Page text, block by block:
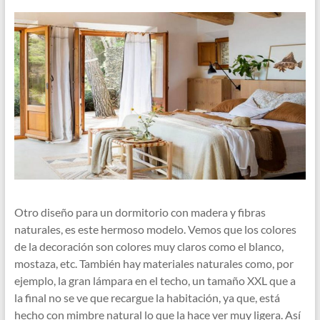
Otro diseño para un dormitorio con madera y fibras
naturales, es este hermoso modelo. Vemos que los colores
de la decoración son colores muy claros como el blanco,
mostaza, etc. También hay materiales naturales como, por
ejemplo, la gran lámpara en el techo, un tamaño XXL que a
la final no se ve que recargue la habitación, ya que, está
hecho con mimbre natural lo que la hace ver muy ligera. Así